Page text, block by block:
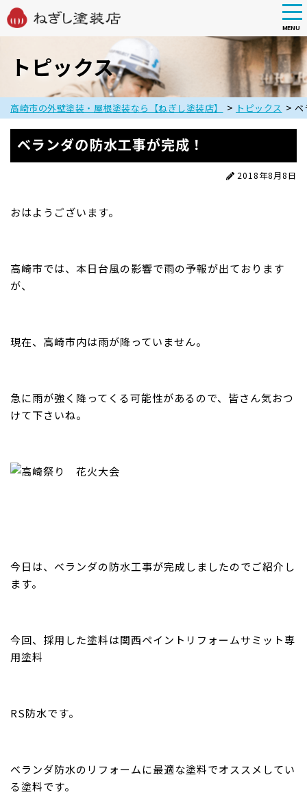
main
MENU
トピックス
高崎市の外壁塗装・屋根塗装なら【ねぎし塗装店】 > トピックス > ベ
ベランダの防水工事が完成！
2018年8月8日
おはようございます。
高崎市では、本日台風の影響で雨の予報が出ております
が、
現在、高崎市内は雨が降っていません。
急に雨が強く降ってくる可能性があるので、皆さん気おつ
けて下さいね。
今日は、ベランダの防水工事が完成しましたのでご紹介し
ます。
今回、採用した塗料は関西ペイントリフォームサミット専
用塗料
RS防水です。
ベランダ防水のリフォームに最適な塗料でオススメしてい
る塗料です。